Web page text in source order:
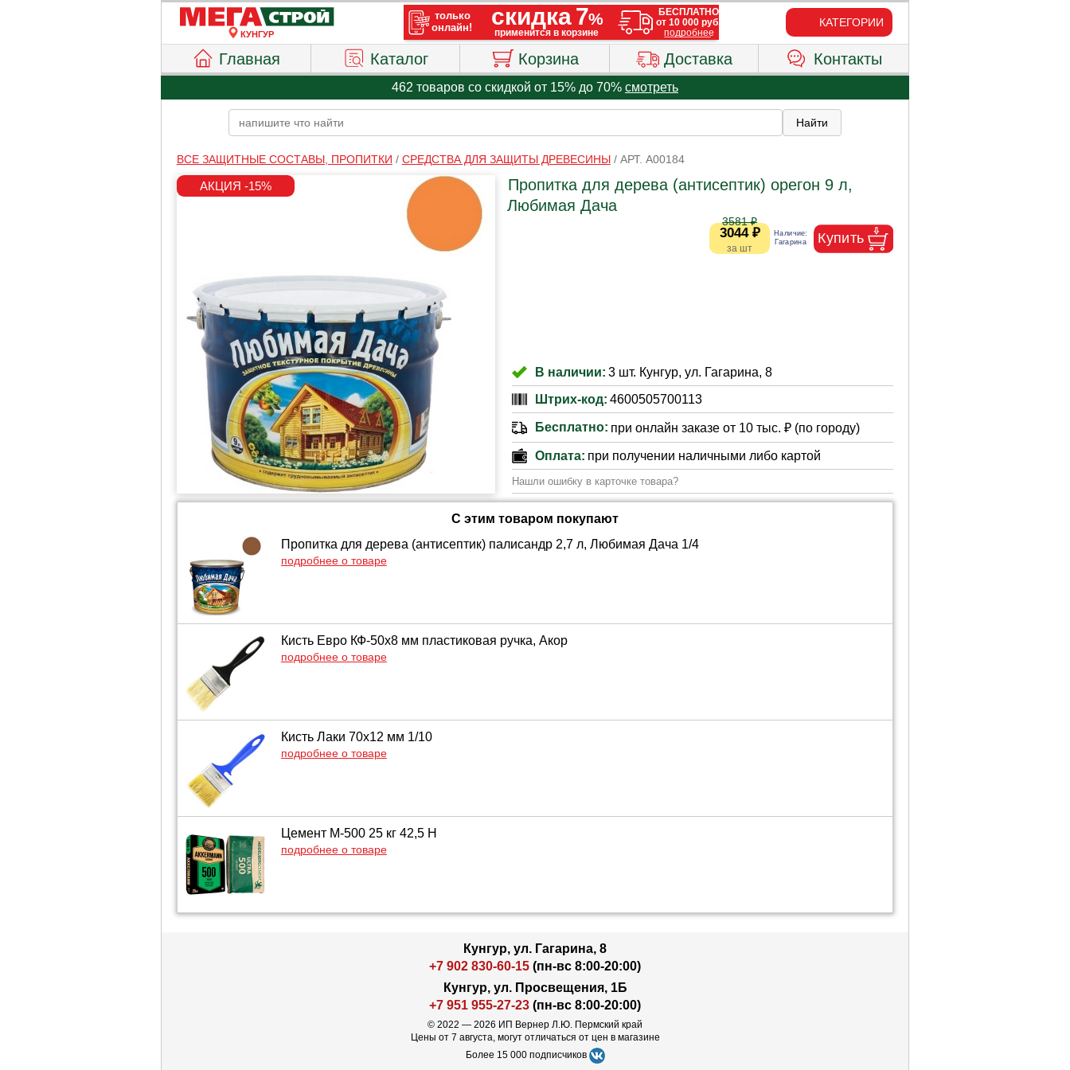
КУНГУР
КАТЕГОРИИ
Главная Каталог Корзина Доставка Контакты
462 товаров со скидкой от 15% до 70% смотреть
ВСЕ ЗАЩИТНЫЕ СОСТАВЫ, ПРОПИТКИ / СРЕДСТВА ДЛЯ ЗАЩИТЫ ДРЕВЕСИНЫ/ АРТ. A00184
Пропитка для дерева (антисептик) орегон 9 л,
Любимая Дача
3044 ₽
3581 ₽
В наличии: 3 шт. Кунгур, ул. Гагарина, 8
Штрих-код: 4600505700113
Бесплатно: при онлайн заказе от 10 тыс. ₽ (по городу)
Оплата: при получении наличными либо картой
Нашли ошибку в карточке товара?
С этим товаром покупают
Пропитка для дерева (антисептик) палисандр 2,7 л, Любимая Дача 1/4
подробнее о товаре
Кисть Евро КФ-50х8 мм пластиковая ручка, Акор
подробнее о товаре
Кисть Лаки 70х12 мм 1/10
подробнее о товаре
Цемент М-500 25 кг 42,5 Н
подробнее о товаре
Кунгур, ул. Гагарина, 8
+7 902 830-60-15 (пн-вс 8:00-20:00)
Кунгур, ул. Просвещения, 1Б
+7 951 955-27-23 (пн-вс 8:00-20:00)
© 2022 — 2026 ИП Вернер Л.Ю. Пермский край
Цены от 7 августа, могут отличаться от цен в магазине
Более 15 000 подписчиков